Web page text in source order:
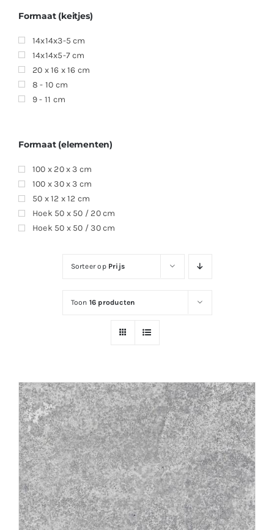
Offerte aanvragen
Sorteer op Prijs
Toon 16 producten
Formaat (keitjes)
14x14x3-5 cm
14x14x5-7 cm
20 x 16 x 16 cm
8 - 10 cm
9 - 11 cm
Formaat (elementen)
100 x 20 x 3 cm
100 x 30 x 3 cm
50 x 12 x 12 cm
Hoek 50 x 50 / 20 cm
Hoek 50 x 50 / 30 cm